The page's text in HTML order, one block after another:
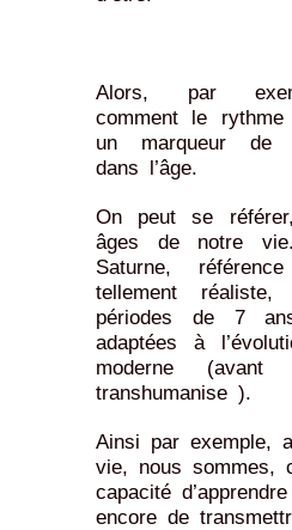
Alors, par
comment le
un marqueur de
dans l’âge.
On peut se
âges de notre
Saturne,
tellement réaliste,
périodes de 7
adaptées à
moderne
transhumanise ).
Ainsi par exemple,
vie, nous sommes,
capacité
encore de